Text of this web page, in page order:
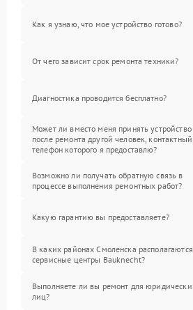
Как я узнаю, что мое устройство готово?
От чего зависит срок ремонта техники?
Диагностика проводится бесплатно?
Может ли вместо меня принять устройство
после ремонта другой человек, контактный
телефон которого я предоставлю?
Возможно ли получать обратную связь в
процессе выполнения ремонтных работ?
Какую гарантию вы предоставляете?
В каких районах Смоленска располагаются
сервисные центры Bauknecht?
Выполняете ли вы ремонт для
лиц?